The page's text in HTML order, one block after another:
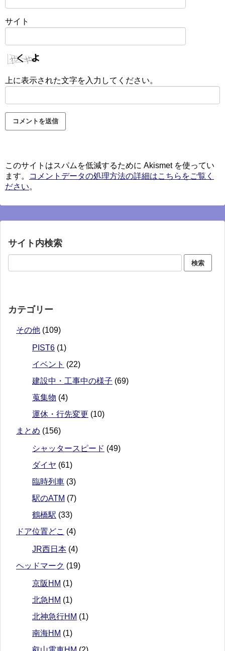
サイト
上に表示された文字を入力してください。
このサイトはスパムを低減するために Akismet を使ってい
ます。
コメントデータの処理方法の詳細はこちらをご覧く
ださい。
サイト内検索
カテゴリー
その他 (109)
PIST6 (1)
イベント (22)
建設中・工事中の様子 (69)
蒐集物 (4)
運休・行先変更 (10)
まとめ (156)
シャッタースピード (49)
ダイヤ (61)
臨時列車 (3)
駅のATM (7)
鶴橋駅 (33)
ドア位置どこ (4)
JR西日本 (4)
ヘッドマーク (19)
京阪HM (1)
北急HM (1)
北神急行HM (1)
南海HM (1)